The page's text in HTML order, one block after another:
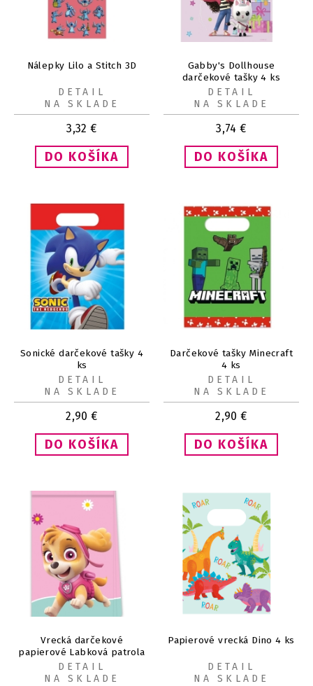
Nálepky Lilo a Stitch 3D
3,32 €
DETAIL
NA SKLADE
Gabby's Dollhouse
darčekové tašky 4 ks
3,74 €
DETAIL
NA SKLADE
Sonické darčekové tašky 4
ks
2,90 €
DETAIL
NA SKLADE
Darčekové tašky Minecraft
4 ks
2,90 €
DETAIL
NA SKLADE
Vrecká darčekové
papierové Labková patrola
Skye 4 ks
DETAIL
NA SKLADE
Papierové vrecká Dino 4 ks
DETAIL
NA SKLADE